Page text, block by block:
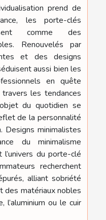
prend de
les porte-clés
comme des
Renouvelés par
et des designs
aussi bien les
en quête
travers les tendances
du quotidien se
de la personnalité
Designs minimalistes
du minimalisme
du porte-clé
recherchent
alliant sobriété
des matériaux nobles
l’aluminium ou le cuir